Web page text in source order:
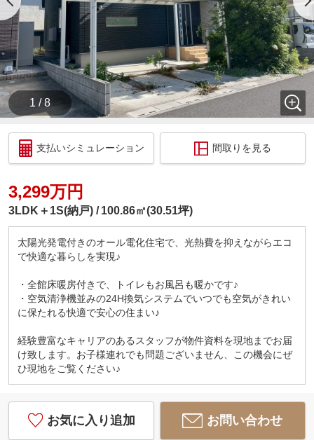
1 / 8
支払いシミュレーション 間取りを見る
3,299万円
3LDK＋1S(納戸) 100.86㎡(30.51坪)
太陽光発電付きのオール電化住宅で、光熱費を抑えながらエコ
で快適な暮らしを実現♪
・全館床暖房付きで、トイレもお風呂も暖かです♪
・空気清浄機並みの24H換気システムでいつでも空気がきれい
に保たれる快適で安心の住まい♪
経験豊富なキャリアのあるスタッフが物件資料を現地までお届
け致します。お子様連れでも問題ございません、この機会にぜ
ひ現地をご覧ください♪
お気に入り追加 お問い合わせ